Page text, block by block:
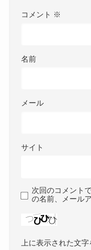
コメント ※
名前
メール
サイト
次回のコメント
の名前、メール
上に表示された文